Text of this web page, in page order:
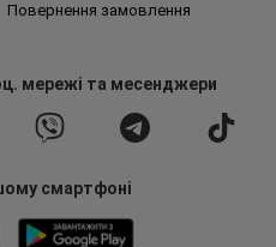
Повернення замовлення
мережі та месенджери
смартфоні